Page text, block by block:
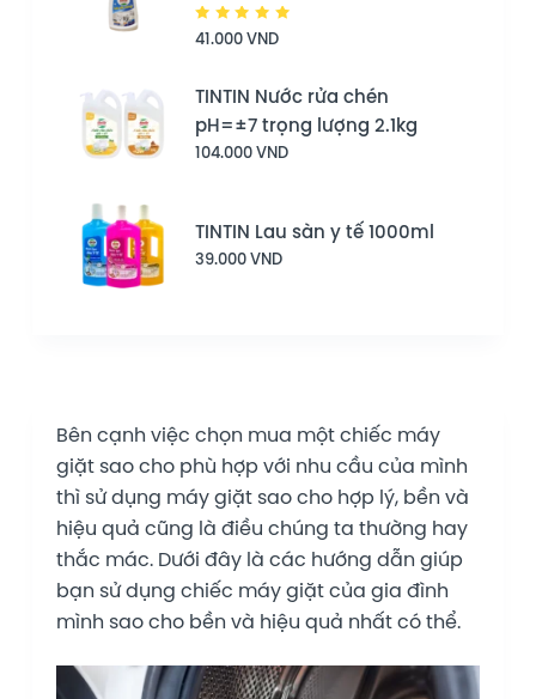
Bên cạnh việc chọn mua một chiếc máy
giặt sao cho phù hợp với nhu cầu của mình
thì sử dụng máy giặt sao cho hợp lý, bền và
hiệu quả cũng là điều chúng ta thường hay
thắc mác. Dưới đây là các hướng dẫn giúp
bạn sử dụng chiếc máy giặt của gia đình
mình sao cho bền và hiệu quả nhất có thể.
xếp hạng
41.000VND
TINTIN Nước rửa chén
pH=±7 trọng lượng 2.1kg
104.000VND
TINTIN Lau sàn y tế 1000ml
39.000VND